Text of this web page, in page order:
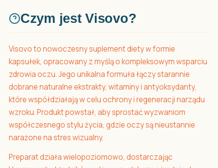
Czym jest Visovo?
Visovo to nowoczesny suplement diety w formie
kapsułek, opracowany z myślą o kompleksowym wsparciu
zdrowia oczu. Jego unikalna formuła łączy starannie
dobrane naturalne ekstrakty, witaminy i antyoksydanty,
które współdziałają w celu ochrony i regeneracji narządu
wzroku. Produkt powstał, aby sprostać wyzwaniom
współczesnego stylu życia, gdzie oczy są nieustannie
narażone na stres wizualny.
Preparat działa wielopoziomowo, dostarczając